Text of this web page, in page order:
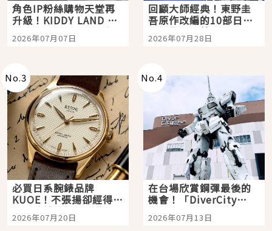
角色IP粉絲購物天堂再
升級！KIDDY LAND 原
宿店吉伊卡哇迎客，新
開幕 OMOKADO 店3分
2026年07月07日
回顧大師經典！東野圭
吾原作改編的10部日本
影視作品推薦
2026年07月28日
No.3
必買日系腕錶品牌
KUOE！不張揚卻經得起
時間洗鍊的經典之作五
選
2026年07月20日
No.4
在台場欣賞鋼彈最後的
機會！「DiverCity
Tokyo Plaza」搭船、
購物、美食及夜景，一
2026年07月13日